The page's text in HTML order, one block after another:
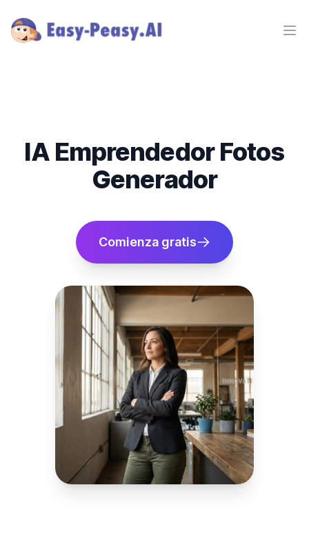
IA Emprendedor Fotos
Generador
Comienza gratis